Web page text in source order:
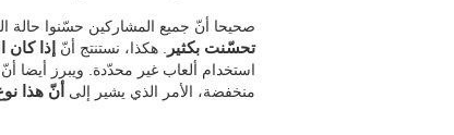
صحيحا أنّ جميع المشاركين حسّنوا حالة
تحسّنت بكثير
. هكذا، نستنتج أنّ إذا
استخدام ألعاب غير محدّدة. ويبرز أيضا أنّ
منخفضة، الأمر الذي يشير إلى أنّ هذا